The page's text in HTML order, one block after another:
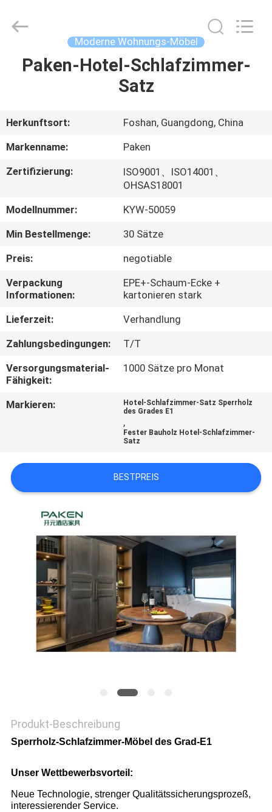
HAUS
ÜBER
UNS
FABRIK-
QUALITÄTSKONTROLLE
TRETEN
SIE
MIT
UNS
IN
VERBINDUNG
SIE
EIN
SITEMAP
PRIVACY
POLICY
Ltd..
Moderne Wohnungs-Möbel
Paken-Hotel-Schlafzimmer-
Satz
Herkunftsort:
Foshan, Guangdong, China
Markenname:
Paken
Zertifizierung:
ISO9001、ISO14001、
OHSAS18001
Modellnummer:
KYW-50059
Min Bestellmenge:
30 Sätze
Preis:
negotiable
Verpackung
Informationen:
EPE+-Schaum-Ecke +
kartonieren stark
Lieferzeit:
Verhandlung
Zahlungsbedingungen:
T/T
Versorgungsmaterial-
Fähigkeit:
1000 Sätze pro Monat
Markieren:
Hotel-Schlafzimmer-Satz Sperrholz
des Grades E1
,
Fester Bauholz Hotel-Schlafzimmer-
Satz
BESTPREIS
Produkt-Beschreibung
Sperrholz-Schlafzimmer-Möbel des Grad-E1
Unser Wettbewerbsvorteil:
Neue Technologie, strenger Qualitätssicherungsprozeß,
interessierender Service.